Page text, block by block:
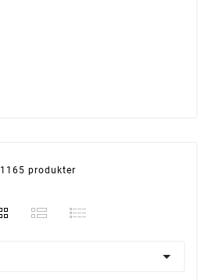
1165 produkter
